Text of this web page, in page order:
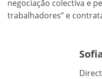
negociação colectiva e
trabalhadores” e